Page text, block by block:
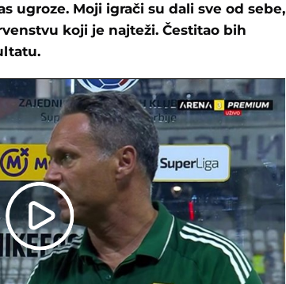
ugroze. Moji igrači su dali sve od sebe,
koji je najteži. Čestitao bih
Play
Video